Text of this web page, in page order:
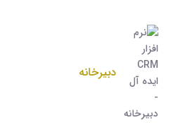
دبیرخانه